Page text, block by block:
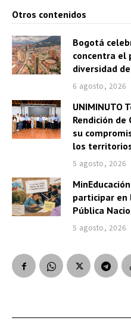
Otros contenidos
Bogotá
concentra el
diversidad
6 agosto, 2026
UNIMINUTO
Rendición
su
los
5 agosto, 2026
participar en
Pública
5 agosto, 2026